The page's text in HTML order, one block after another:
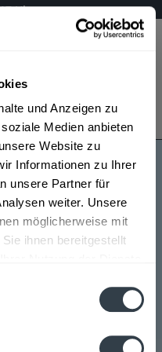
und Anzeigen zu
Medien anbieten
Website zu
Informationen zu Ihrer
unsere Partner für
weiter. Unsere
möglicherweise mit
ihnen bereitgestellt
Uhr
Bestellung widerrufen
gilt unsere Datenschutzerklärung
Regionen,
Gebieten geliefert